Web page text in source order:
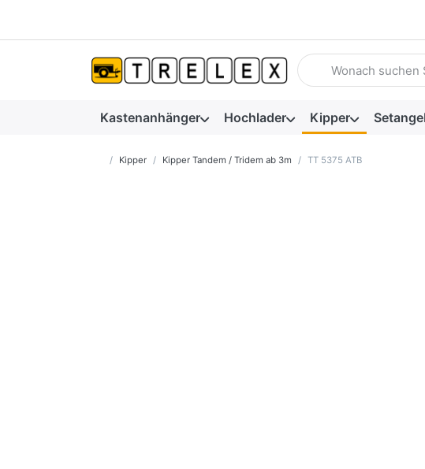
Geben Sie einen
Kastenanhänger Hochlader Kipper
Startseite
Kipper Kipper Tandem / Tridem ab 3m TT 5375 ATB